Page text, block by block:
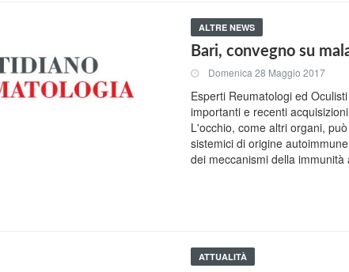
ALTRE NEWS
Bari, convegno su
Domenica 28 Maggio 2017
Esperti Reumatologi ed
importanti e recenti
L'occhio, come altri organi,
sistemici di origine
dei meccanismi della
ATTUALITÀ